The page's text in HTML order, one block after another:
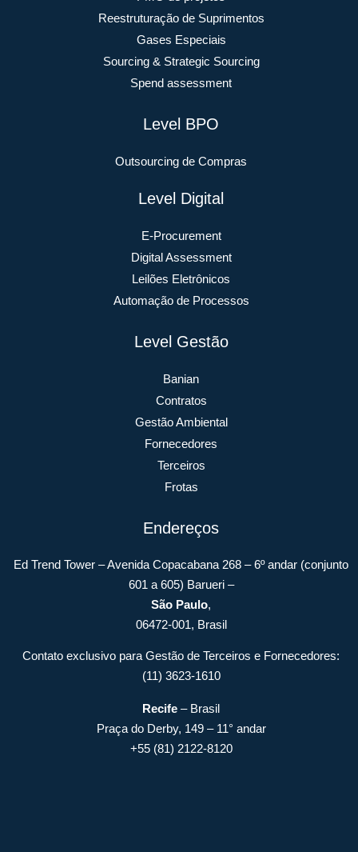
Reestruturação de Suprimentos
Gases Especiais
Sourcing & Strategic Sourcing
Spend assessment
Level BPO
Outsourcing de Compras
Level Digital
E-Procurement
Digital Assessment
Leilões Eletrônicos
Automação de Processos
Level Gestão
Banian
Contratos
Gestão Ambiental
Fornecedores
Terceiros
Frotas
Endereços
Ed Trend Tower – Avenida Copacabana 268 – 6º andar (conjunto
601 a 605) Barueri –
São Paulo,
06472-001, Brasil
Contato exclusivo para Gestão de Terceiros e Fornecedores:
(11) 3623-1610
Recife – Brasil
Praça do Derby, 149 – 11° andar
+55 (81) 2122-8120